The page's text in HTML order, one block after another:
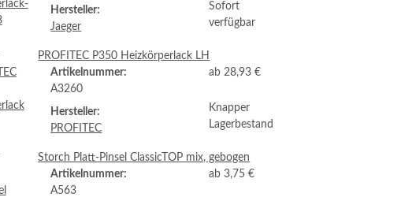
Hersteller:
Jaeger
Sofort
verfügbar
PROFITEC P350 Heizkörperlack LH
Artikelnummer:
A3260
Hersteller:
PROFITEC
ab 28,93 €
Knapper
Lagerbestand
Storch Platt-Pinsel ClassicTOP mix, gebogen
Artikelnummer:
A563
ab 3,75 €